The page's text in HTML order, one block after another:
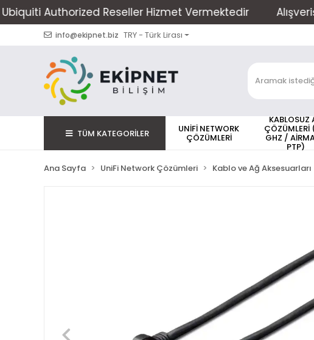
Reseller Hizmet Vermektedir
info@ekipnet.biz TRY - Türk Lirası
TÜM KATEGORİLER UNİFİ NETWORK
ÇÖZÜMLERİ
KABLOSUZ
ÇÖZÜMLERİ
GHZ /
PTP)
Ana Sayfa UniFi Network Çözümleri Kablo ve Ağ Aksesuarları